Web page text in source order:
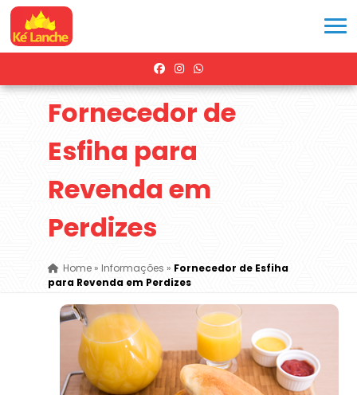
Fornecedor de
Esfiha para
Revenda em
Perdizes
Home» Informações » Fornecedor de Esfiha
para Revenda em Perdizes